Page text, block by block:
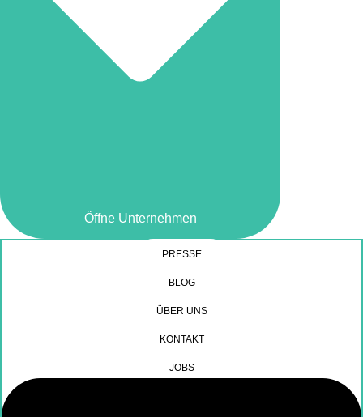
Öffne Unternehmen
PRESSE
BLOG
ÜBER UNS
KONTAKT
JOBS